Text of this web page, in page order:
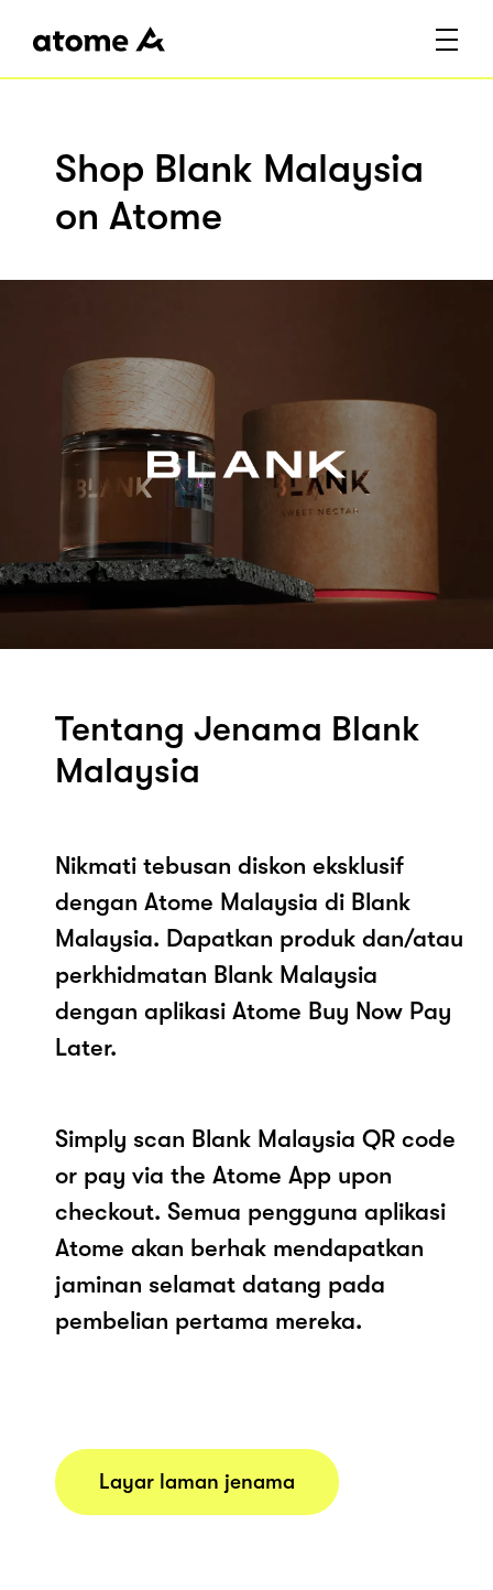
Shop Blank Malaysia
on Atome
Tentang Jenama Blank
Malaysia
Nikmati tebusan diskon eksklusif
dengan Atome Malaysia di Blank
Malaysia. Dapatkan produk dan/atau
perkhidmatan Blank Malaysia
dengan aplikasi Atome Buy Now Pay
Later.
Simply scan Blank Malaysia QR code
or pay via the Atome App upon
checkout. Semua pengguna aplikasi
Atome akan berhak mendapatkan
jaminan selamat datang pada
pembelian pertama mereka.
Layar laman jenama